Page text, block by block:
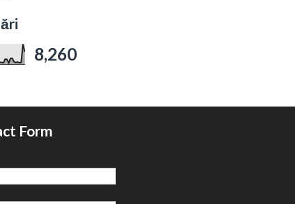
8,260
Form